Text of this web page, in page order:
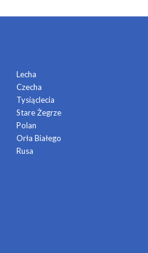
Lecha
Czecha
Tysiąclecia
Stare Żegrze
Polan
Orła Białego
Rusa